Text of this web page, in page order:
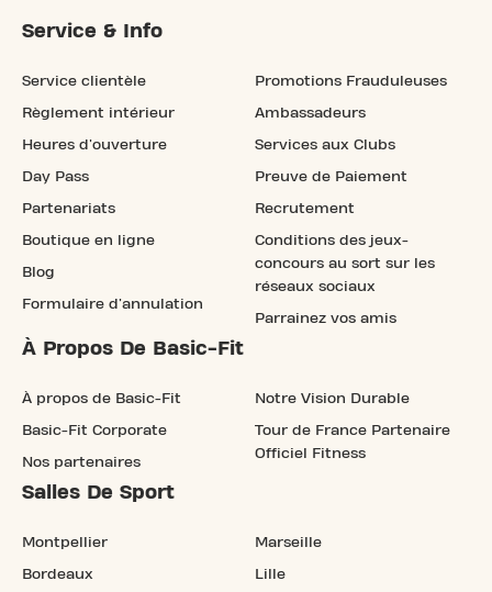
Service & Info
Service clientèle
Règlement intérieur
Heures d'ouverture
Day Pass
Partenariats
Boutique en ligne
Blog
Formulaire d'annulation
Promotions Frauduleuses
Ambassadeurs
Services aux Clubs
Preuve de Paiement
Recrutement
Conditions des jeux-
concours au sort sur les
réseaux sociaux
Parrainez vos amis
À Propos De Basic-Fit
À propos de Basic-Fit
Basic-Fit Corporate
Nos partenaires
Notre Vision Durable
Tour de France Partenaire
Officiel Fitness
Salles De Sport
Montpellier
Bordeaux
Marseille
Lille